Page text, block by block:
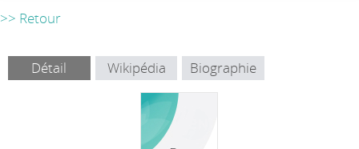
>> Retour
Détail Wikipédia Biographie